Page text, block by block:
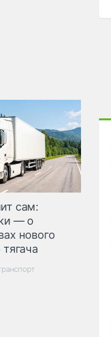
сам:
— о
нового